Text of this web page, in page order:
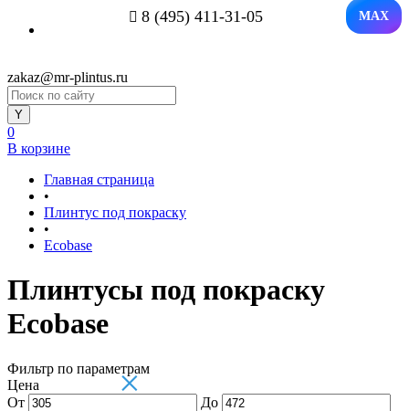
8 (495) 411-31-05 MAX
zakaz@mr-plintus.ru
0
В корзине
Главная страница
•
Плинтус под покраску
•
Ecobase
Плинтусы под покраску
Ecobase
Фильтр по параметрам
×
Цена
От
До